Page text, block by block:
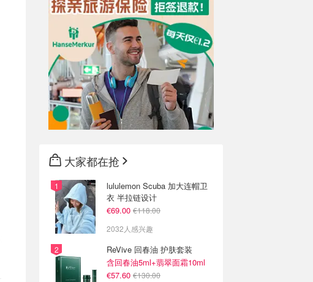
大家都在抢
lululemon Scuba 加大连帽卫
衣 半拉链设计
€69.00 €118.00
2032人感兴趣
ReVive 回春油 护肤套装
含回春油5ml+翡翠面霜10ml
€57.60 €130.00